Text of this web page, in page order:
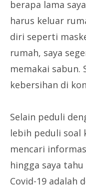
berapa lama
harus keluar
diri seperti
rumah, saya
memakai sabun.
kebersihan di
Selain peduli
lebih peduli soal
mencari
hingga saya
Covid-19 adalah